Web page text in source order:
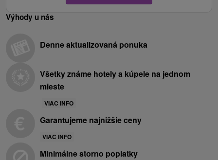
Výhody u nás
Denne aktualizovaná ponuka
Všetky známe hotely a kúpele na jednom
mieste
VIAC INFO
Garantujeme najnižšie ceny
VIAC INFO
Minimálne storno poplatky